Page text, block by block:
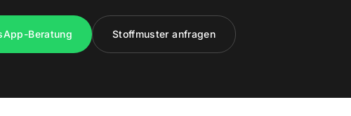
Beratung Stoffmuster anfragen